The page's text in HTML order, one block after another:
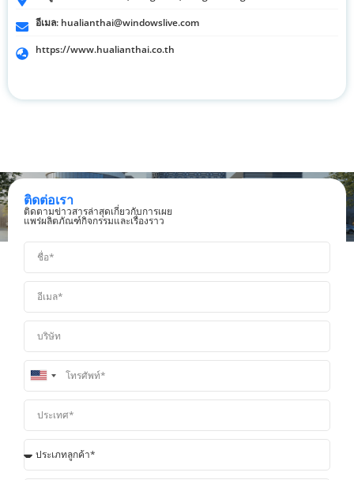
อีเมล: hualianthai@windowslive.com
https://www.hualianthai.co.th
ติดต่อเรา
ติดตามข่าวสารล่าสุดเกี่ยวกับการเผย
แพร่ผลิตภัณฑ์กิจกรรมและเรื่องราว
United
States
+1